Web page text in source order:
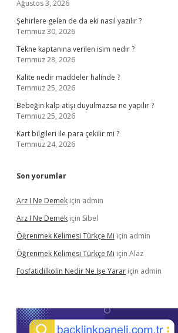
Ağustos 3, 2026
Şehirlere gelen de da eki nasıl yazılır ?
Temmuz 30, 2026
Tekne kaptanına verilen isim nedir ?
Temmuz 28, 2026
Kalite nedir maddeler halinde ?
Temmuz 25, 2026
Bebeğin kalp atışı duyulmazsa ne yapılır ?
Temmuz 25, 2026
Kart bilgileri ile para çekilir mi ?
Temmuz 24, 2026
Son yorumlar
Arz I Ne Demek için admin
Arz I Ne Demek için Sibel
Öğrenmek Kelimesi Türkçe Mi için admin
Öğrenmek Kelimesi Türkçe Mi için Alaz
Fosfatidilkolin Nedir Ne Işe Yarar için admin